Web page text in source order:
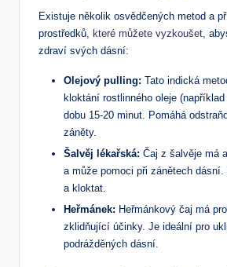
Existuje několik osvědčených metod a
prostředků,
které můžete vyzkoušet ,
zdraví svých dásní:
Olejový pulling: Tato indická
kloktání rostlinného oleje
dobu 15-20 minut. Pomáhá
záněty.
Šalvěj lékařská: Čaj z šalvěje má
a může pomoci při zánětech
a kloktat.
Heřmánek: Heřmánkový čaj má
zklidňující účinky. Je ideální pro
podrážděných dásní.